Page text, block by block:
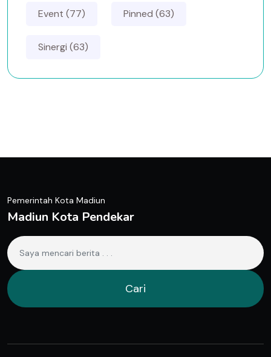
Event (77) Pinned (63)
Sinergi (63)
Pemerintah Kota Madiun
Madiun Kota Pendekar
Cari